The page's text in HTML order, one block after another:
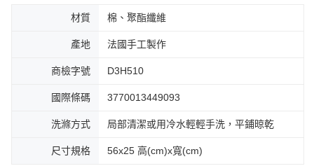
材質 棉、聚酯纖維
產地 法國手工製作
商檢字號 D3H510
國際條碼 3770013449093
洗滌方式 局部清潔或用冷水輕輕手洗，平鋪晾乾
尺寸規格 56x25 高(cm)x寬(cm)